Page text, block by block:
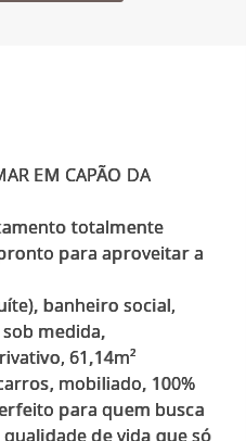
EM CAPÃO DA
totalmente
para aproveitar a
banheiro social,
medida,
61,14m²
mobiliado, 100%
para quem busca
de vida que só